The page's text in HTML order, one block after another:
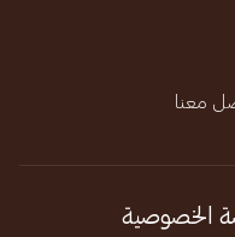
معنا
الخصوصية